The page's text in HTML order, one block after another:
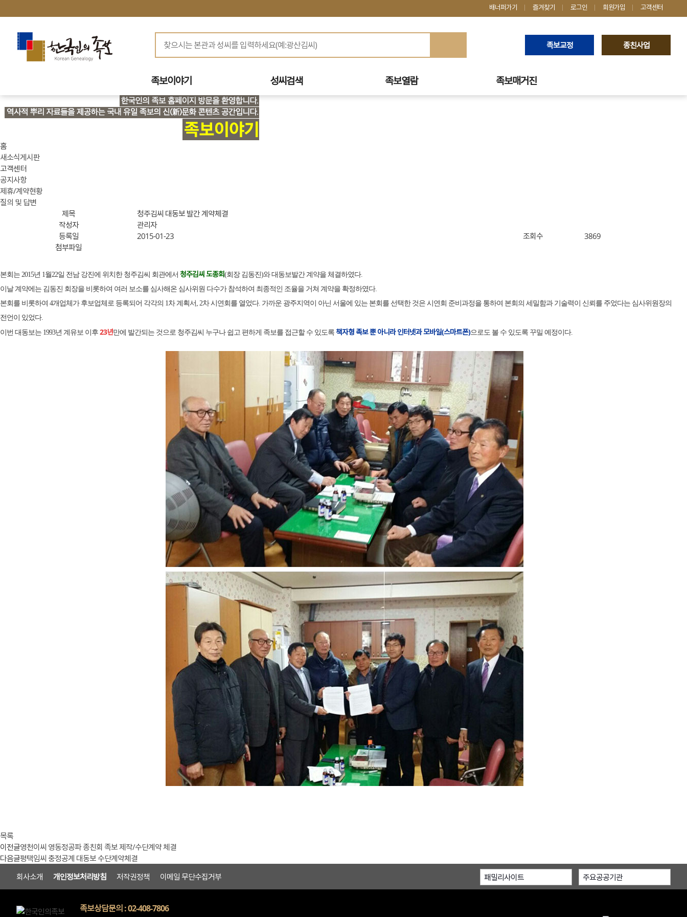
배너퍼가기 즐겨찾기 로그인 회원가입 고객센터
족보교정 종친사업
족보이야기 성씨검색 족보열람 족보매거진
홈
새소식게시판
고객센터
공지사항
제휴/계약현황
질의 및 답변
제목
청주김씨 대동보 발간 계약체결
작성자
관리자
등록일
2015-01-23 조회수
3869
첨부파일
본회는 2015년 1월22일 전남 강진에 위치한 청주김씨 회관에서 청주김씨 도종회(회장 김동진)와 대동보발간 계약을 체결하였다.
이날 계약에는 김동진 회장을 비롯하여 여러 보소를 심사해온 심사위원 다수가 참석하여 최종적인 조율을 거쳐 계약을 확정하였다.
본회를 비롯하여 4개업체가 후보업체로 등록되어 각각의 1차 계획서, 2차 시연회를 열었다. 가까운 광주지역이 아닌 서울에 있는 본회를 선택한 것은 시연회 준비과정을 통하여 본회의 세밀함과 기술력이 신뢰를 주었다는 심사위원장의
전언이 있었다.
이번 대동보는 1993년 계유보 이후 23년만에 발간되는 것으로 청주김씨 누구나 쉽고 편하게 족보를 접근할 수 있도록 책자형 족보 뿐 아니라 인터넷과 모바일(스마트폰)으로도 볼 수 있도록 꾸밀 예정이다.
목록
이전글영천이씨 영동정공파 종친회 족보 제작/수단계약 체결
다음글평택임씨 충정공계 대동보 수단계약체결
회사소개
개인정보처리방침 저작권정책 이메일 무단수집거부 패밀리사이트 주요공공기관
족보상담문의 : 02-408-7806